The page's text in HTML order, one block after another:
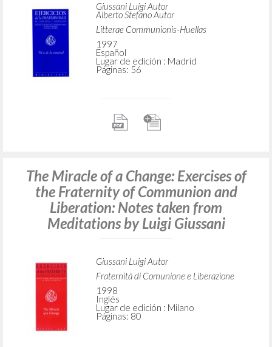
Giussani Luigi Autor
Alberto Stefano Autor
Litterae Communionis-Huellas
1997
Español
Lugar de edición : Madrid
Páginas: 56
The Miracle of a Change: Exercises of
the Fraternity of Communion and
Liberation: Notes taken from
Meditations by Luigi Giussani
Giussani Luigi Autor
Fraternità di Comunione e Liberazione
1998
Inglés
Lugar de edición : Milano
Páginas: 80